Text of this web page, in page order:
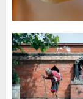
3